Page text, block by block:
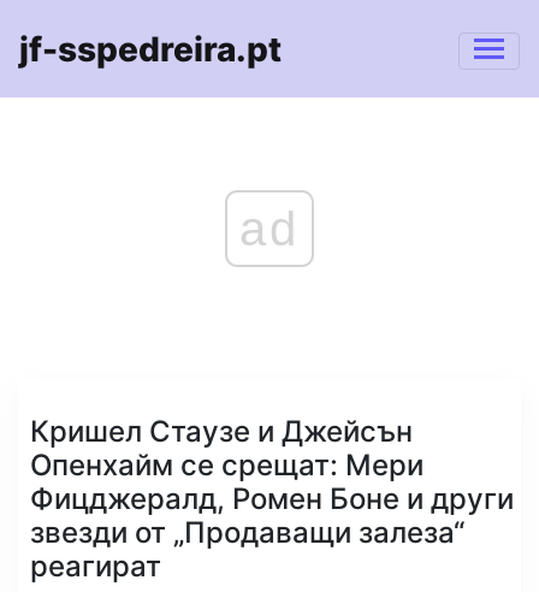
jf-sspedreira.pt
ad
Кришел Стаузе и Джейсън
Опенхайм се срещат: Мери
Фицджералд, Ромен Боне и други
звезди от „Продаващи залеза“
реагират